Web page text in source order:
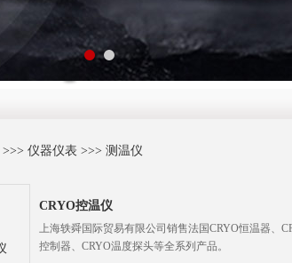
>>>仪器仪表 >>>测温仪
CRYO控温仪
上海轶舜国际贸易有限公司销售法国CRYO恒温器、
控制器、CRYO温度探头等全系列产品。